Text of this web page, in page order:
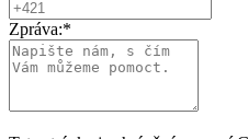
Zpráva:*